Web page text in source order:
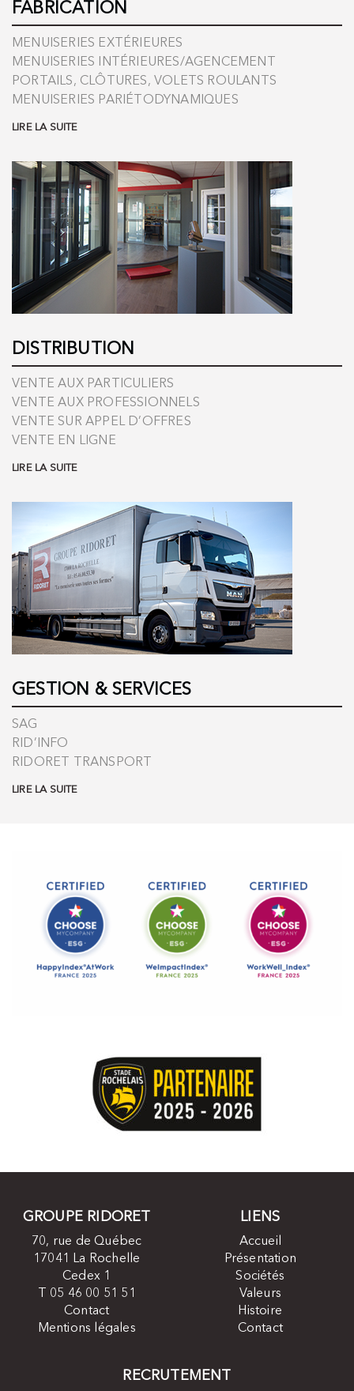
FABRICATION
MENUISERIES EXTÉRIEURES
MENUISERIES INTÉRIEURES/AGENCEMENT
PORTAILS, CLÔTURES, VOLETS ROULANTS
MENUISERIES PARIÉTODYNAMIQUES
LIRE LA SUITE
DISTRIBUTION
VENTE AUX PARTICULIERS
VENTE AUX PROFESSIONNELS
VENTE SUR APPEL D’OFFRES
VENTE EN LIGNE
LIRE LA SUITE
GESTION & SERVICES
SAG
RID’INFO
RIDORET TRANSPORT
LIRE LA SUITE
GROUPE RIDORET
70, rue de Québec
17041 La Rochelle
Cedex 1
T 05 46 00 51 51
Contact
Mentions légales
LIENS
Accueil
Présentation
Sociétés
Valeurs
Histoire
Contact
RECRUTEMENT